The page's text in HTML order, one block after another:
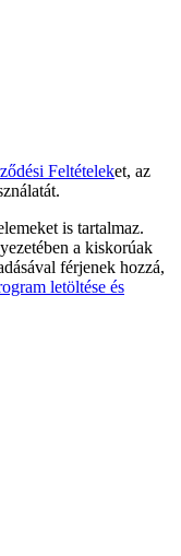
Feltételeket, az
is tartalmaz.
a kiskorúak
férjenek hozzá,
letöltése és